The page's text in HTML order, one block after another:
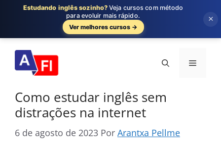
para
conteúdo
Menu
Como estudar inglês sem
distrações na internet
6 de agosto de 2023 Por Arantxa Pellme
Estudando inglês sozinho? Veja cursos com método
para evoluir mais rápido.
Ver melhores cursos →
×